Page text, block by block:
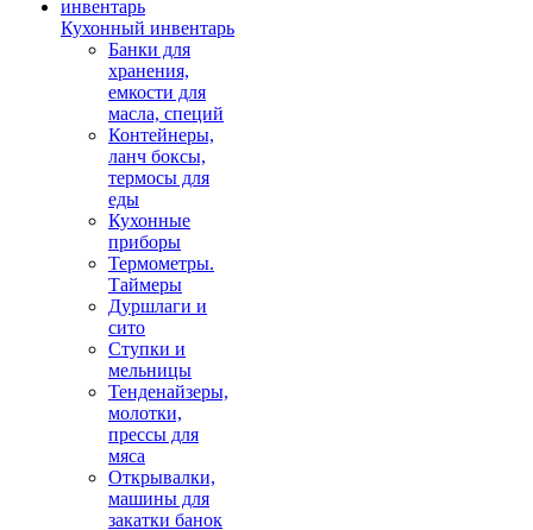
Кухонный инвентарь
Банки для
хранения,
емкости для
масла, специй
Контейнеры,
ланч боксы,
термосы для
еды
Кухонные
приборы
Термометры.
Таймеры
Дуршлаги и
сито
Ступки и
мельницы
Тенденайзеры,
молотки,
прессы для
мяса
Открывалки,
машины для
закатки банок